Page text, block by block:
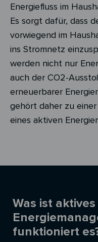
Energiefluss im
Es sorgt dafür, dass
vorwiegend im
ins Stromnetz
werden nicht nur
auch der CO2-
erneuerbarer
gehört daher zu
eines aktiven
Was ist aktives
funktioniert